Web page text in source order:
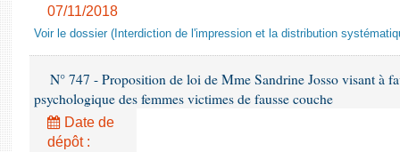
Questions écrites et orales
Comptes rendus des débats
07/11/2018
Voir le dossier (Interdiction de l'impression et la distribution
N° 747 - Proposition de loi de Mme Sandrine Josso visant à
psychologique des femmes victimes de fausse couche
Date de
dépôt :